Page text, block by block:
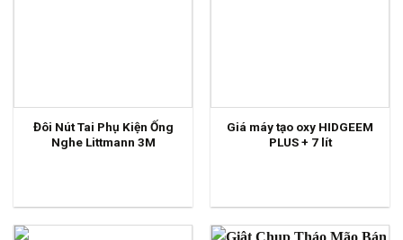
Đôi Nút Tai Phụ Kiện Ống
Nghe Littmann 3M
Giá máy tạo oxy HIDGEEM
PLUS + 7 lít